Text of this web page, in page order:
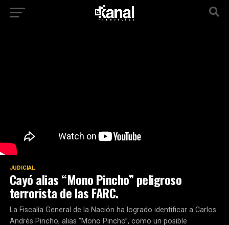
JUDICIAL
Cayó alias “Mono Pincho” peligroso
terrorista de las FARC.
La Fiscalía General de la Nación ha logrado identificar a Carlos
Andrés Pincho, alias “Mono Pincho”, como un posible